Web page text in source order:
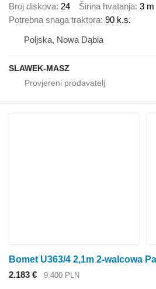
Broj diskova 24 Širina hvatanja 3 m
Potrebna snaga traktora 90 k.s.
Poljska, Nowa Dąbia
SLAWEK-MASZ
Bomet U363/4 2,1m 2-walcowa
2.183 €
9.400 PLN